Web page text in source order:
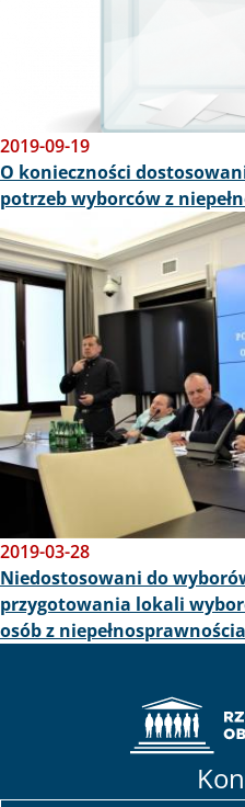
2019-09-19
O konieczności
potrzeb wyborców z
Obraz
2019-03-28
Niedostosowani do
przygotowania lokali
osób z